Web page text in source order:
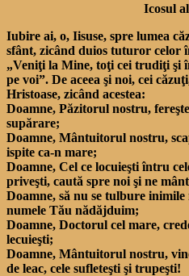
Icosul
Iubire ai, o, Iisuse, spre lumea
sfânt, zicând duios tuturor celor
„Veniţi la Mine, toţi cei trudiţi şi
pe voi”. De aceea şi noi, cei
Hristoase, zicând acestea:
Doamne, Păzitorul nostru,
supărare;
Doamne, Mântuitorul nostru,
ispite ca-n mare;
Doamne, Cel ce locuieşti întru
priveşti, caută spre noi şi ne
Doamne, să nu se tulbure
numele Tău nădăjduim;
Doamne, Doctorul cel mare,
lecuieşti;
Doamne, Mântuitorul nostru,
de leac, cele sufleteşti şi trupeşti!